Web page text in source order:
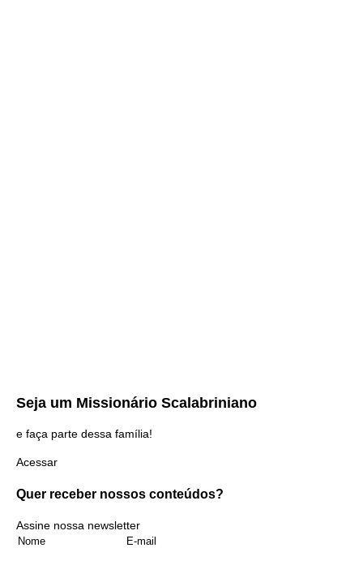
Seja um Missionário Scalabriniano
e faça parte dessa família!
Acessar
Quer receber nossos conteúdos?
Assine nossa newsletter